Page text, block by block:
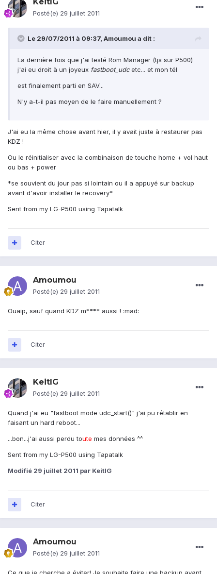
KeitIG
Posté(e) 29 juillet 2011
Le 29/07/2011 à 09:37, Amoumou a dit :
La dernière fois que j'ai testé Rom Manager (tjs sur P500)
j'ai eu droit à un joyeux fastboot_udcetc... et mon tél
est finalement parti en SAV...
N'y a-t-il pas moyen de le faire manuellement ?
J'ai eu la même chose avant hier, il y avait juste à restaurer pas
KDZ !
Ou le réinitialiser avec la combinaison de touche home + vol haut
ou bas + power
*se souvient du jour pas si lointain ou il a appuyé sur backup
avant d'avoir installer le recovery*
Sent from my LG-P500 using Tapatalk
Citer
Amoumou
Posté(e) 29 juillet 2011
Ouaip, sauf quand KDZ m**** aussi ! :mad:
Citer
KeitIG
Posté(e) 29 juillet 2011
Quand j'ai eu "fastboot mode udc_start()" j'ai pu rétablir en
faisant un hard reboot...
...bon...j'ai aussi perdu toute mes données ^^
Sent from my LG-P500 using Tapatalk
Modifié 29 juillet 2011 par KeitIG
Citer
Amoumou
Posté(e) 29 juillet 2011